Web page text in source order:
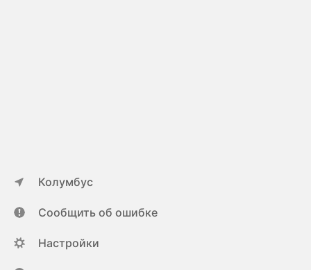
Колумбус
Сообщить об ошибке
Настройки